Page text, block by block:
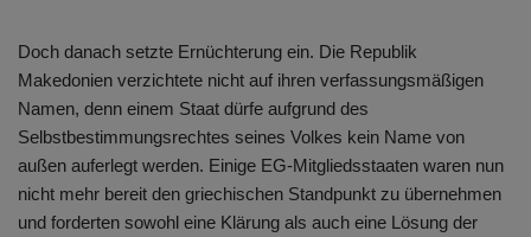
Doch danach setzte Ernüchterung ein. Die Republik
Makedonien verzichtete nicht auf ihren verfassungsmäßigen
Namen, denn einem Staat dürfe aufgrund des
Selbstbestimmungsrechtes seines Volkes kein Name von
außen auferlegt werden. Einige EG-Mitgliedsstaaten waren nun
nicht mehr bereit den griechischen Standpunkt zu übernehmen
und forderten sowohl eine Klärung als auch eine Lösung der